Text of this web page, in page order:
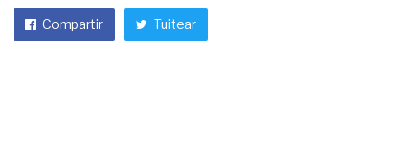
Compartir Tuitear